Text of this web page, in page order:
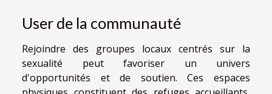
User de la communauté
Rejoindre des groupes locaux centrés sur la
sexualité peut favoriser un univers
d'opportunités et de soutien. Ces espaces